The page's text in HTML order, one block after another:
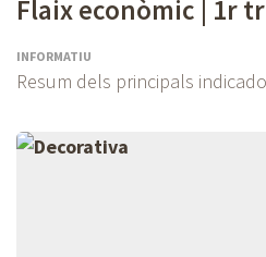
Flaix econòmic | 1r
INFORMATIU
Resum dels principals